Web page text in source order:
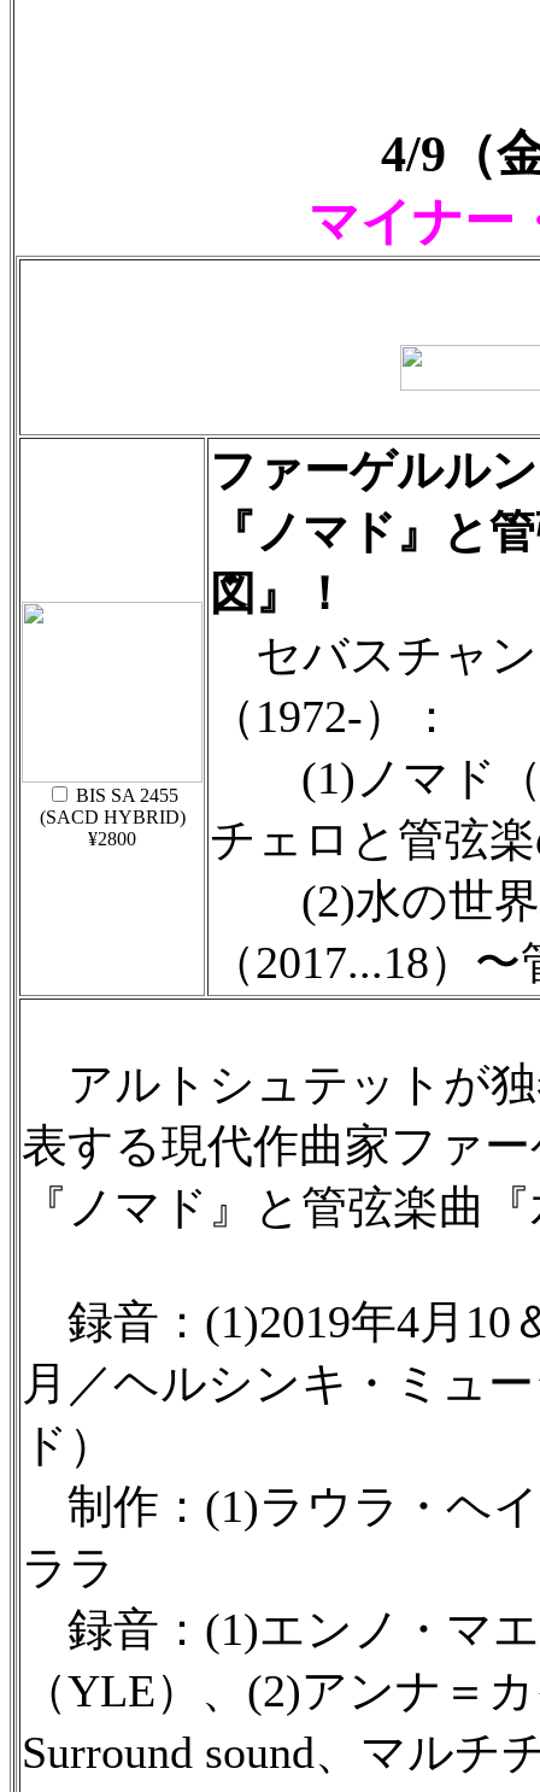
4/9（
マイナー
BIS SA 2455
(SACD HYBRID)
¥2800
ファーゲルル
『ノマド』と
図』！
セバスチャ
（1972-）：
(1)ノマド（
チェロと管弦
(2)水の世界
（2017...18）
アルトシュテットが
表する現代作曲家ファ
『ノマド』と管弦楽曲
録音：(1)2019年4月10
月／ヘルシンキ・ミュ
ド）
制作：(1)ラウラ・ヘ
ララ
録音：(1)エンノ・マ
（YLE）、(2)アンナ＝
Surround sound、マルチ